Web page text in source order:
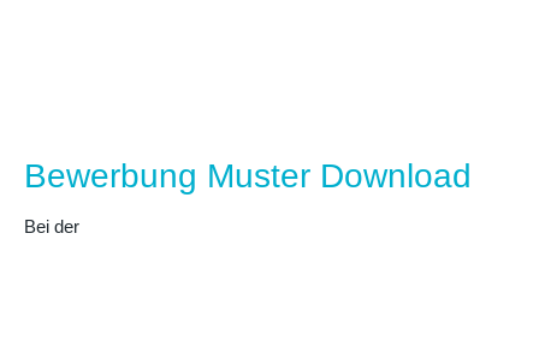
Bewerbung Muster Download
Bei der